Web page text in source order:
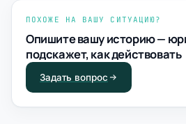
ПОХОЖЕ НА ВАШУ СИТУАЦИЮ?
Опишите вашу историю —
подскажет, как действовать
Задать вопрос